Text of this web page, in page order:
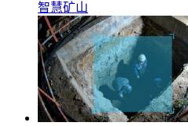
智慧矿山